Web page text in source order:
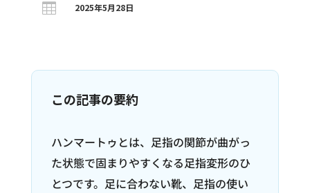
 2025年5月28日
この記事の要約
ハンマートゥとは、足指の関節が曲がっ
た状態で固まりやすくなる足指変形のひ
とつです。足に合わない靴、足指の使い